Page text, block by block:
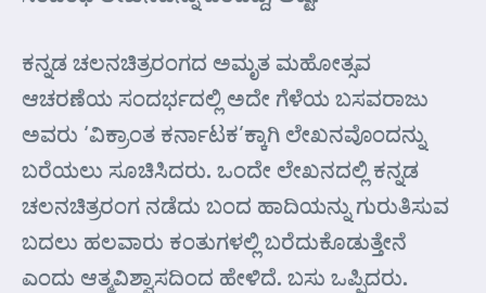
ಕನ್ನಡ ಚಲನಚಿತ್ರರಂಗದ ಅಮೃತ ಮಹೋತ್ಸವ
ಆಚರಣೆಯ ಸಂದರ್ಭದಲ್ಲಿ ಅದೇ ಗೆಳೆಯ ಬಸವರಾಜು
ಅವರು ‘ವಿಕ್ರಾಂತ ಕರ್ನಾಟಕ’ಕ್ಕಾಗಿ ಲೇಖನವೊಂದನ್ನು
ಬರೆಯಲು ಸೂಚಿಸಿದರು. ಒಂದೇ ಲೇಖನದಲ್ಲಿ ಕನ್ನಡ
ಚಲನಚಿತ್ರರಂಗ ನಡೆದು ಬಂದ ಹಾದಿಯನ್ನು ಗುರುತಿಸುವ
ಬದಲು ಹಲವಾರು ಕಂತುಗಳಲ್ಲಿ ಬರೆದುಕೊಡುತ್ತೇನೆ
ಎಂದು ಆತ್ಮವಿಶ್ವಾಸದಿಂದ ಹೇಳಿದೆ. ಬಸು ಒಪ್ಪಿದರು.